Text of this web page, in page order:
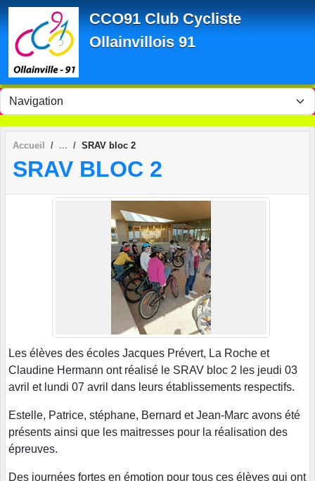
CCO91 Club Cycliste
Ollainvillois 91
Accueil SRAV bloc 2
SRAV BLOC 2
Les élèves des écoles Jacques Prévert, La Roche et
Claudine Hermann ont réalisé le SRAV bloc 2 les jeudi 03
avril et lundi 07 avril dans leurs établissements respectifs.
Estelle, Patrice, stéphane, Bernard et Jean-Marc avons été
présents ainsi que les maitresses pour la réalisation des
épreuves.
Des journées fortes en émotion pour tous ces élèves qui ont
Panneau de gestion des cookies